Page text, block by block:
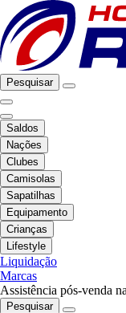
Pesquisar
Saldos
Nações
Clubes
Camisolas
Sapatilhas
Equipamento
Crianças
Lifestyle
Liquidação
Marcas
Assistência pós-venda
Pesquisar